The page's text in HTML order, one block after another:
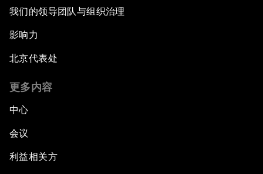
我们的领导团队与组织治理
影响力
北京代表处
更多内容
中心
会议
利益相关方